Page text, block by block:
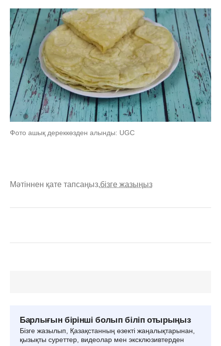
Фото ашық дереккөзден алынды: UGC
Мәтіннен қате тапсаңыз,бізге жазыңыз
Барлығын бірінші болып біліп отырыңыз
Бізге жазылып, Қазақстанның өзекті жаңалықтарынан,
қызықты суреттер, видеолар мен эксклюзивтерден